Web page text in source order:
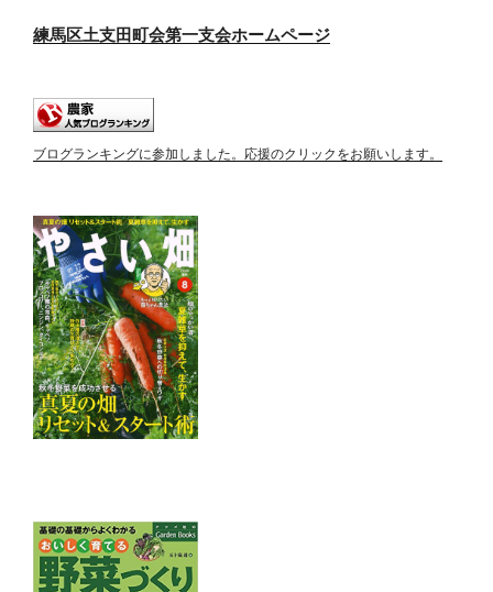
練馬区土支田町会第一支会ホームページ
ブログランキングに参加しました。応援のクリックをお願いします。